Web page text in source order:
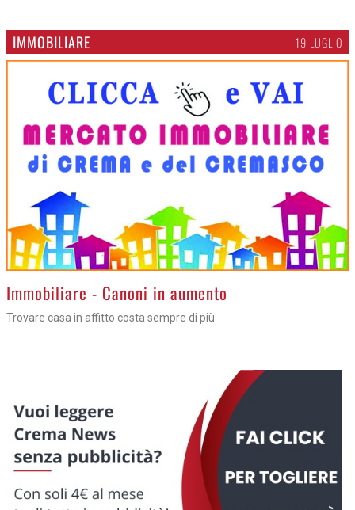
IMMOBILIARE 19 LUGLIO
>Immobiliare - Canoni in aumento
Trovare casa in affitto costa sempre di più